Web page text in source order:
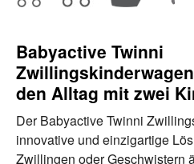
Babyactive Twinni
den Alltag mit zwei
Der Babyactive Twinni
innovative und einzigartige
Zwillingen oder Geschwistern